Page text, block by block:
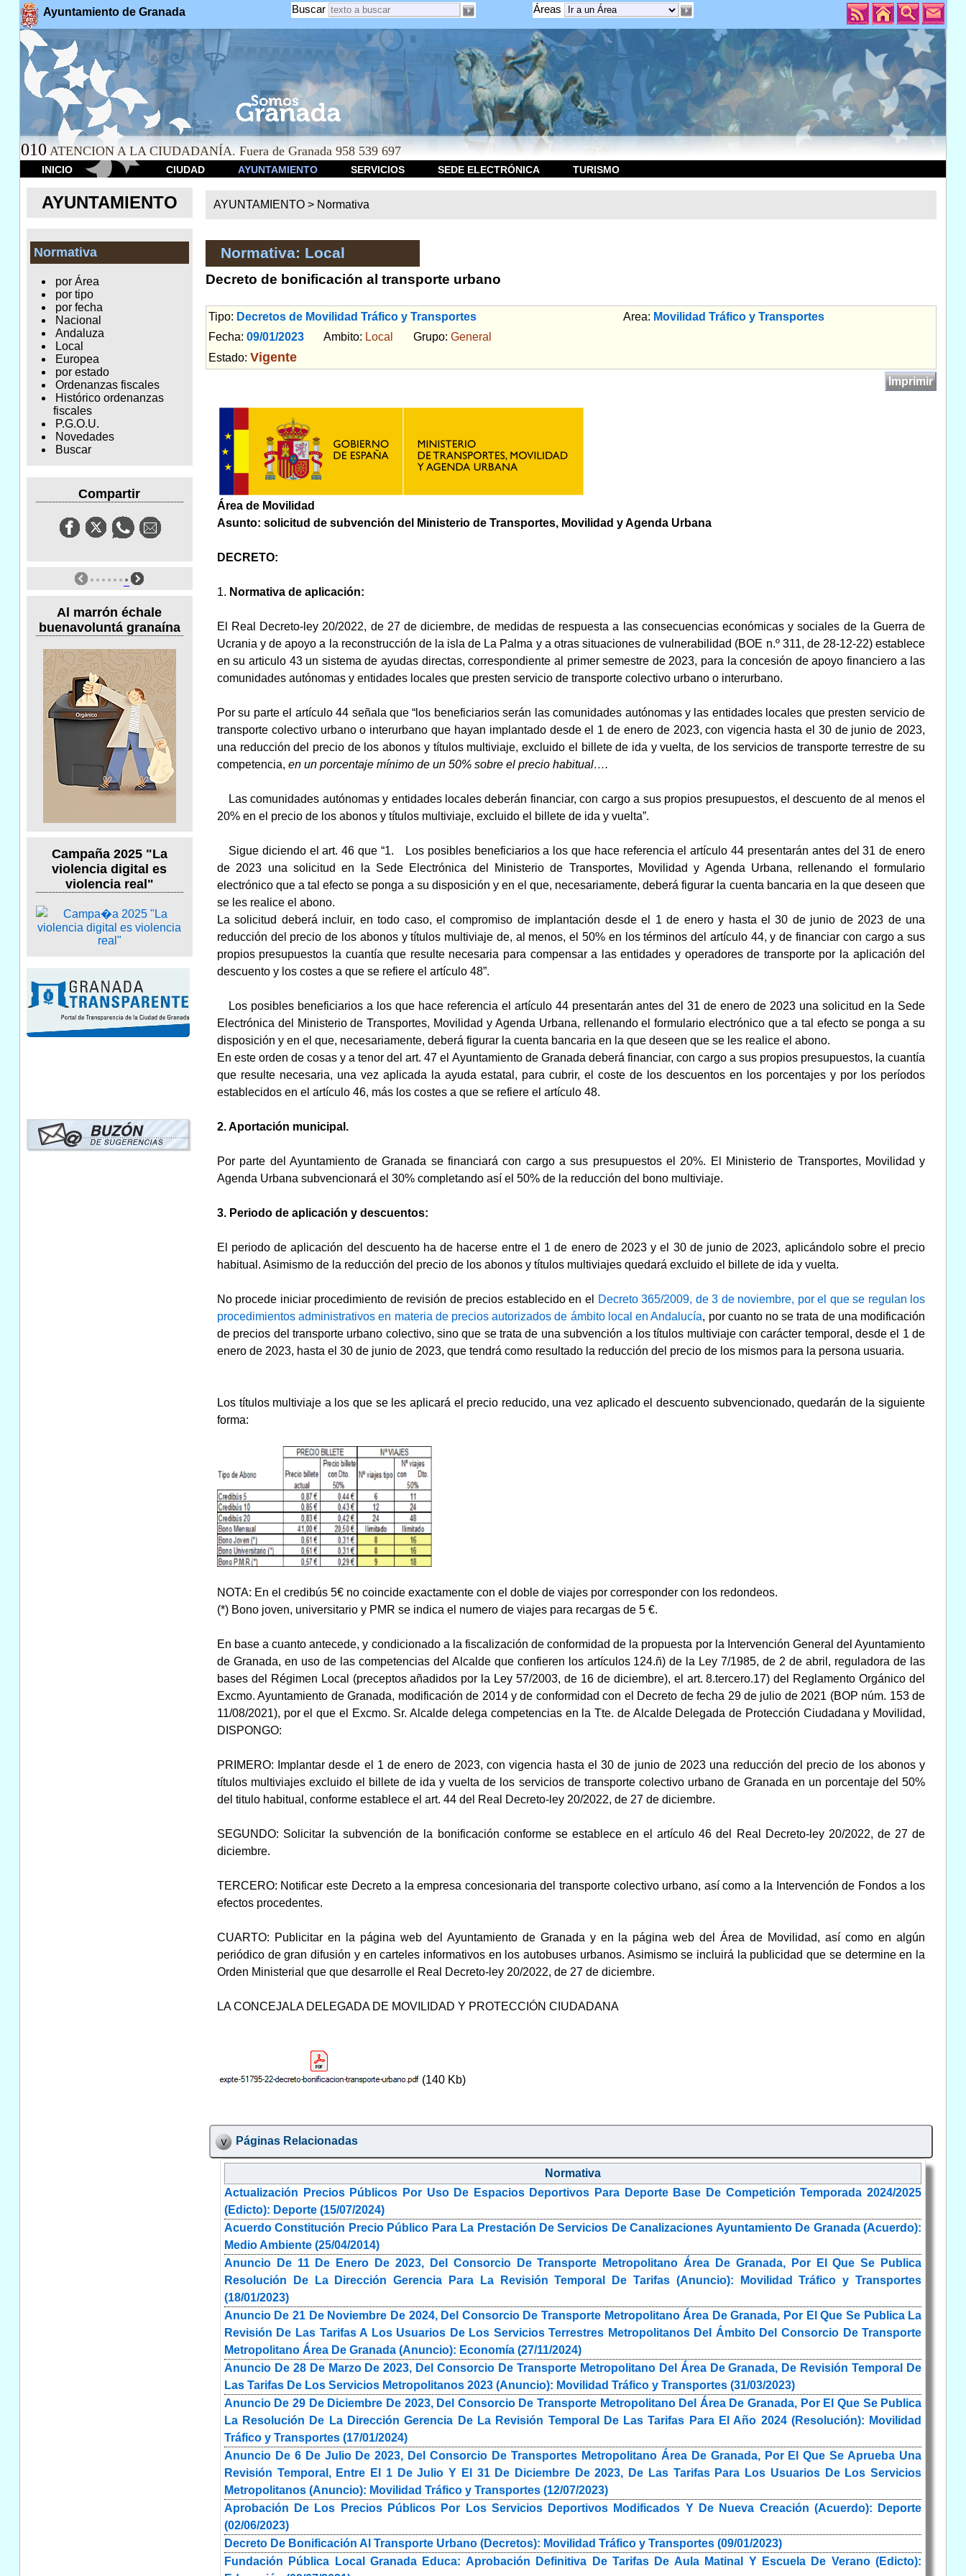
Ayuntamiento de Granada Áreas
Buscar
010 ATENCION A LA CIUDADANÍA. Fuera de Granada 958 539 697
INICIO CIUDAD AYUNTAMIENTO SERVICIOS SEDE ELECTRÓNICA TURISMO
AYUNTAMIENTO
Normativa
por Área
por tipo
por fecha
Nacional
Andaluza
Local
Europea
por estado
Ordenanzas fiscales
Histórico ordenanzas
fiscales
P.G.O.U.
Novedades
Buscar
Compartir
Al marrón échale
buenavoluntá granaína
Campaña 2025 "La
violencia digital es
violencia real"
AYUNTAMIENTO > Normativa
Normativa: Local
Decreto de bonificación al transporte urbano
Tipo: Decretos de Movilidad Tráfico y Transportes Area: Movilidad Tráfico y Transportes
Fecha: 09/01/2023Ambito: Local Grupo: General
Estado: Vigente
Imprimir
Área de Movilidad
Asunto: solicitud de subvención del Ministerio de Transportes, Movilidad y Agenda Urbana
DECRETO:
1. Normativa de aplicación:
El Real Decreto-ley 20/2022, de 27 de diciembre, de medidas de respuesta a las consecuencias económicas y sociales de la Guerra de
Ucrania y de apoyo a la reconstrucción de la isla de La Palma y a otras situaciones de vulnerabilidad (BOE n.º 311, de 28-12-22) establece
en su articulo 43 un sistema de ayudas directas, correspondiente al primer semestre de 2023, para la concesión de apoyo financiero a las
comunidades autónomas y entidades locales que presten servicio de transporte colectivo urbano o interurbano.
Por su parte el artículo 44 señala que “los beneficiarios serán las comunidades autónomas y las entidades locales que presten servicio de
transporte colectivo urbano o interurbano que hayan implantado desde el 1 de enero de 2023, con vigencia hasta el 30 de junio de 2023,
una reducción del precio de los abonos y títulos multiviaje, excluido el billete de ida y vuelta, de los servicios de transporte terrestre de su
competencia, en un porcentaje mínimo de un 50% sobre el precio habitual….
Las comunidades autónomas y entidades locales deberán financiar, con cargo a sus propios presupuestos, el descuento de al menos el
20% en el precio de los abonos y títulos multiviaje, excluido el billete de ida y vuelta”.
Sigue diciendo el art. 46 que “1. Los posibles beneficiarios a los que hace referencia el artículo 44 presentarán antes del 31 de enero
de 2023 una solicitud en la Sede Electrónica del Ministerio de Transportes, Movilidad y Agenda Urbana, rellenando el formulario
electrónico que a tal efecto se ponga a su disposición y en el que, necesariamente, deberá figurar la cuenta bancaria en la que deseen que
se les realice el abono.
La solicitud deberá incluir, en todo caso, el compromiso de implantación desde el 1 de enero y hasta el 30 de junio de 2023 de una
reducción del precio de los abonos y títulos multiviaje de, al menos, el 50% en los términos del artículo 44, y de financiar con cargo a sus
propios presupuestos la cuantía que resulte necesaria para compensar a las entidades y operadores de transporte por la aplicación del
descuento y los costes a que se refiere el artículo 48”.
Los posibles beneficiarios a los que hace referencia el artículo 44 presentarán antes del 31 de enero de 2023 una solicitud en la Sede
Electrónica del Ministerio de Transportes, Movilidad y Agenda Urbana, rellenando el formulario electrónico que a tal efecto se ponga a su
disposición y en el que, necesariamente, deberá figurar la cuenta bancaria en la que deseen que se les realice el abono.
En este orden de cosas y a tenor del art. 47 el Ayuntamiento de Granada deberá financiar, con cargo a sus propios presupuestos, la cuantía
que resulte necesaria, una vez aplicada la ayuda estatal, para cubrir, el coste de los descuentos en los porcentajes y por los períodos
establecidos en el artículo 46, más los costes a que se refiere el artículo 48.
2. Aportación municipal.
Por parte del Ayuntamiento de Granada se financiará con cargo a sus presupuestos el 20%. El Ministerio de Transportes, Movilidad y
Agenda Urbana subvencionará el 30% completando así el 50% de la reducción del bono multiviaje.
3. Periodo de aplicación y descuentos:
El periodo de aplicación del descuento ha de hacerse entre el 1 de enero de 2023 y el 30 de junio de 2023, aplicándolo sobre el precio
habitual. Asimismo de la reducción del precio de los abonos y títulos multiviajes quedará excluido el billete de ida y vuelta.
No procede iniciar procedimiento de revisión de precios establecido en el
Decreto 365/2009, de 3 de noviembre, por el que se regulan los
procedimientos administrativos en materia de precios autorizados de ámbito local en Andalucía, por cuanto no se trata de una modificación
de precios del transporte urbano colectivo, sino que se trata de una subvención a los títulos multiviaje con carácter temporal, desde el 1 de
enero de 2023, hasta el 30 de junio de 2023, que tendrá como resultado la reducción del precio de los mismos para la persona usuaria.
Los títulos multiviaje a los que se les aplicará el precio reducido, una vez aplicado el descuento subvencionado, quedarán de la siguiente
forma:
NOTA: En el credibús 5€ no coincide exactamente con el doble de viajes por corresponder con los redondeos.
(*) Bono joven, universitario y PMR se indica el numero de viajes para recargas de 5 €.
En base a cuanto antecede, y condicionado a la fiscalización de conformidad de la propuesta por la Intervención General del Ayuntamiento
de Granada, en uso de las competencias del Alcalde que confieren los artículos 124.ñ) de la Ley 7/1985, de 2 de abril, reguladora de las
bases del Régimen Local (preceptos añadidos por la Ley 57/2003, de 16 de diciembre), el art. 8.tercero.17) del Reglamento Orgánico del
Excmo. Ayuntamiento de Granada, modificación de 2014 y de conformidad con el Decreto de fecha 29 de julio de 2021 (BOP núm. 153 de
11/08/2021), por el que el Excmo. Sr. Alcalde delega competencias en la Tte. de Alcalde Delegada de Protección Ciudadana y Movilidad,
DISPONGO:
PRIMERO: Implantar desde el 1 de enero de 2023, con vigencia hasta el 30 de junio de 2023 una reducción del precio de los abonos y
títulos multiviajes excluido el billete de ida y vuelta de los servicios de transporte colectivo urbano de Granada en un porcentaje del 50%
del titulo habitual, conforme establece el art. 44 del Real Decreto-ley 20/2022, de 27 de diciembre.
SEGUNDO: Solicitar la subvención de la bonificación conforme se establece en el artículo 46 del Real Decreto-ley 20/2022, de 27 de
diciembre.
TERCERO: Notificar este Decreto a la empresa concesionaria del transporte colectivo urbano, así como a la Intervención de Fondos a los
efectos procedentes.
CUARTO: Publicitar en la página web del Ayuntamiento de Granada y en la página web del Área de Movilidad, así como en algún
periódico de gran difusión y en carteles informativos en los autobuses urbanos. Asimismo se incluirá la publicidad que se determine en la
Orden Ministerial que que desarrolle el Real Decreto-ley 20/2022, de 27 de diciembre.
LA CONCEJALA DELEGADA DE MOVILIDAD Y PROTECCIÓN CIUDADANA
(140 Kb)
Páginas Relacionadas
Normativa
Actualización Precios Públicos Por Uso De Espacios Deportivos Para Deporte Base De Competición Temporada 2024/2025
(Edicto): Deporte (15/07/2024)
Acuerdo Constitución Precio Público Para La Prestación De Servicios De Canalizaciones Ayuntamiento De Granada (Acuerdo):
Medio Ambiente (25/04/2014)
Anuncio De 11 De Enero De 2023, Del Consorcio De Transporte Metropolitano Área De Granada, Por El Que Se Publica
Resolución De La Dirección Gerencia Para La Revisión Temporal De Tarifas (Anuncio): Movilidad Tráfico y Transportes
(18/01/2023)
Anuncio De 21 De Noviembre De 2024, Del Consorcio De Transporte Metropolitano Área De Granada, Por El Que Se Publica La
Revisión De Las Tarifas A Los Usuarios De Los Servicios Terrestres Metropolitanos Del Ámbito Del Consorcio De Transporte
Metropolitano Área De Granada (Anuncio): Economía (27/11/2024)
Anuncio De 28 De Marzo De 2023, Del Consorcio De Transporte Metropolitano Del Área De Granada, De Revisión Temporal De
Las Tarifas De Los Servicios Metropolitanos 2023 (Anuncio): Movilidad Tráfico y Transportes (31/03/2023)
Anuncio De 29 De Diciembre De 2023, Del Consorcio De Transporte Metropolitano Del Área De Granada, Por El Que Se Publica
La Resolución De La Dirección Gerencia De La Revisión Temporal De Las Tarifas Para El Año 2024 (Resolución): Movilidad
Tráfico y Transportes (17/01/2024)
Anuncio De 6 De Julio De 2023, Del Consorcio De Transportes Metropolitano Área De Granada, Por El Que Se Aprueba Una
Revisión Temporal, Entre El 1 De Julio Y El 31 De Diciembre De 2023, De Las Tarifas Para Los Usuarios De Los Servicios
Metropolitanos (Anuncio): Movilidad Tráfico y Transportes (12/07/2023)
Aprobación De Los Precios Públicos Por Los Servicios Deportivos Modificados Y De Nueva Creación (Acuerdo): Deporte
(02/06/2023)
Decreto De Bonificación Al Transporte Urbano (Decretos): Movilidad Tráfico y Transportes (09/01/2023)
Fundación Pública Local Granada Educa: Aprobación Definitiva De Tarifas De Aula Matinal Y Escuela De Verano (Edicto):